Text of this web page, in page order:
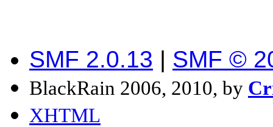
SMF 2.0.13 | SMF ©
BlackRain 2006, 2010, by
XHTML